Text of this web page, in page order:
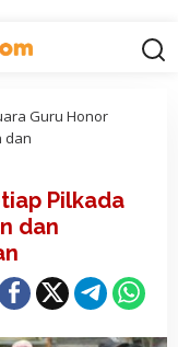
Guru Honor
dan
Pilkada
dan